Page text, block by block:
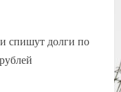
спишут долги по